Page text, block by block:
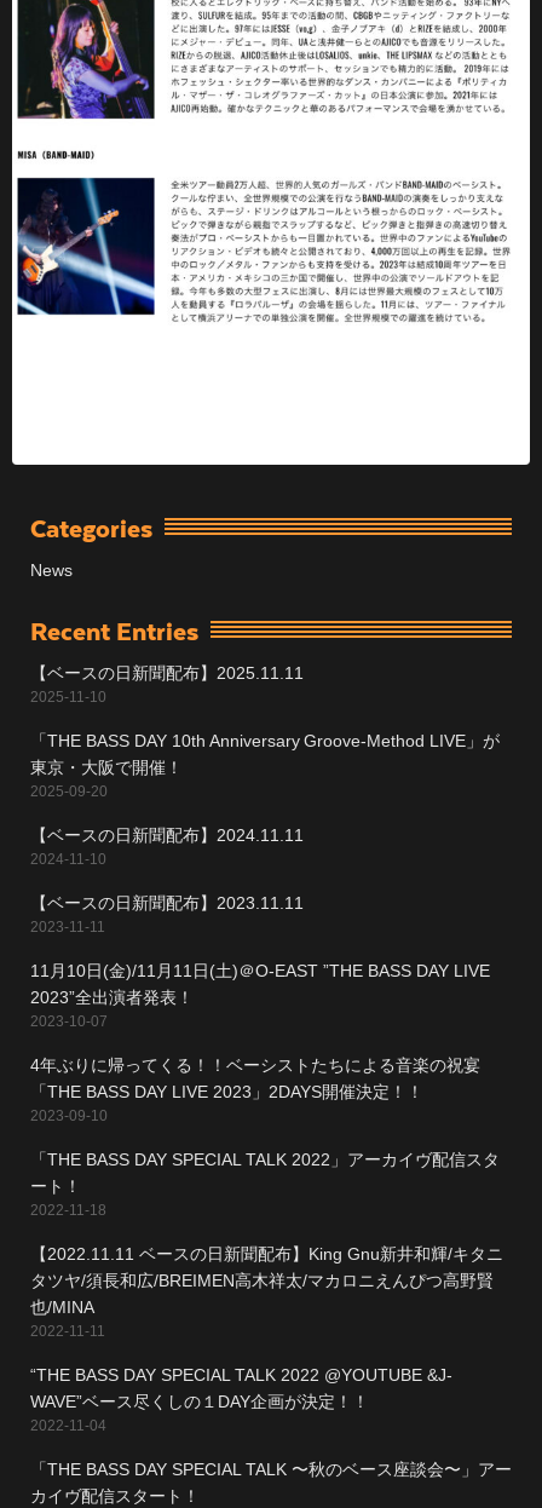
Categories
News
Recent Entries
【ベースの日新聞配布】2025.11.11
2025-11-10
「THE BASS DAY 10th Anniversary Groove-Method LIVE」が
東京・大阪で開催！
2025-09-20
【ベースの日新聞配布】2024.11.11
2024-11-10
【ベースの日新聞配布】2023.11.11
2023-11-11
11月10日(金)/11月11日(土)＠O-EAST ”THE BASS DAY LIVE
2023”全出演者発表！
2023-10-07
4年ぶりに帰ってくる！！ベーシストたちによる音楽の祝宴
「THE BASS DAY LIVE 2023」2DAYS開催決定！！
2023-09-10
「THE BASS DAY SPECIAL TALK 2022」アーカイヴ配信スタ
ート！
2022-11-18
【2022.11.11 ベースの日新聞配布】King Gnu新井和輝/キタニ
タツヤ/須長和広/BREIMEN高木祥太/マカロニえんぴつ高野賢
也/MINA
2022-11-11
“THE BASS DAY SPECIAL TALK 2022 @YOUTUBE &J-
WAVE”ベース尽くしの１DAY企画が決定！！
2022-11-04
「THE BASS DAY SPECIAL TALK 〜秋のベース座談会〜」アー
カイヴ配信スタート！